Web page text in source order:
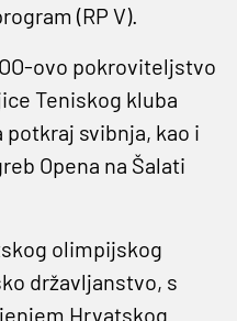
(RP V).
ovo pokroviteljstvo
Teniskog kluba
potkraj svibnja, kao i
Opena na Šalati
olimpijskog
državljanstvo, s
Hrvatskog